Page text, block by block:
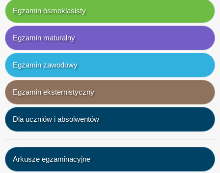
Egzamin ósmoklasisty
Egzamin maturalny
Egzamin zawodowy
Egzamin eksternistyczny
Dla uczniów i absolwentów
Arkusze egzaminacyjne